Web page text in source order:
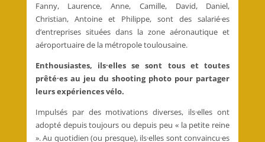
Fanny, Laurence, Anne, Camille, David, Daniel,
Christian, Antoine et Philippe, sont des salarié·es
d’entreprises situées dans la zone aéronautique et
aéroportuaire de la métropole toulousaine.
Enthousiastes, ils·elles se sont tous et toutes
prêté·es au jeu du shooting photo pour partager
leurs expériences vélo.
Impulsés par des motivations diverses, ils·elles ont
adopté depuis toujours ou depuis peu « la petite reine
». Au quotidien (ou presque), ils·elles sont convaincu·es